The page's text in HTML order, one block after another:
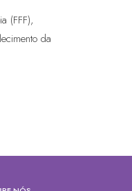
(FFF),
da